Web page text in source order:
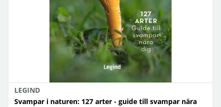
LEGIND
Svampar i naturen: 127 arter - guide till svampar nära